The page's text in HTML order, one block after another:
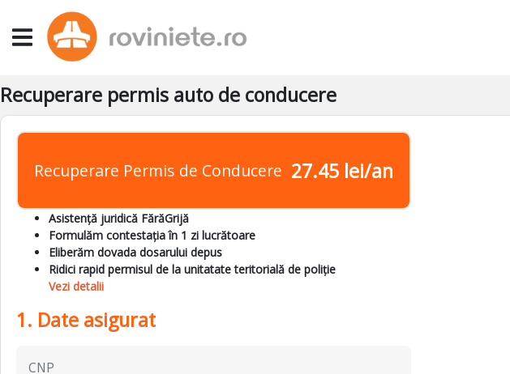
Recuperare permis auto de conducere
Recuperare Permis de Conducere 27.45 lei/an
Asistență juridică FărăGrijă
Formulăm contestația în 1 zi lucrătoare
Eliberăm dovada dosarului depus
Ridici rapid permisul de la unitatate teritorială de poliție
Vezi detalii
1. Date asigurat